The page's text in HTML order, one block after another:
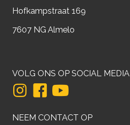
Hofkampstraat 169
7607 NG Almelo
VOLG ONS OP SOCIAL MEDIA
NEEM CONTACT OP